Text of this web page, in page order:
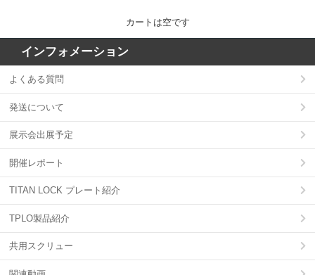
カートは空です
インフォメーション
よくある質問
発送について
展示会出展予定
開催レポート
TITAN LOCK プレート紹介
TPLO製品紹介
共用スクリュー